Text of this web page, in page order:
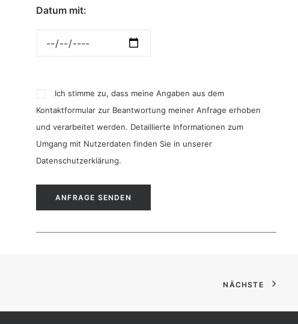
Datum mit:
Ich stimme zu, dass meine Angaben aus dem
Kontaktformular zur Beantwortung meiner Anfrage erhoben
und verarbeitet werden. Detaillierte Informationen zum
Umgang mit Nutzerdaten finden Sie in unserer
Datenschutzerklärung.
NÄCHSTE